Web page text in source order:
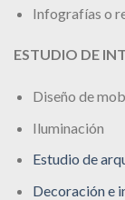
Infografías o
ESTUDIO DE
Diseño de
Iluminación
Estudio de
Decoración e